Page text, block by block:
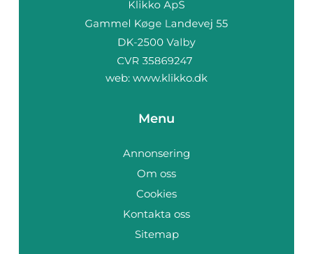
web: www.klikko.dk
Menu
Annonsering
Om oss
Cookies
Kontakta oss
Sitemap